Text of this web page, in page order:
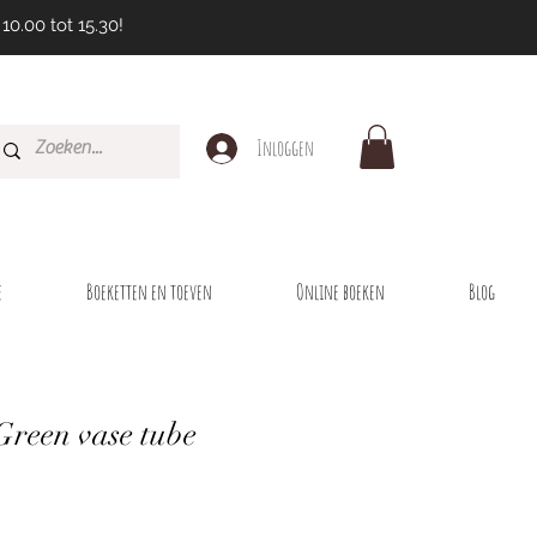
tot 15.30!
Inloggen
vase tube
Boeketten en toeven Online boeken Blog